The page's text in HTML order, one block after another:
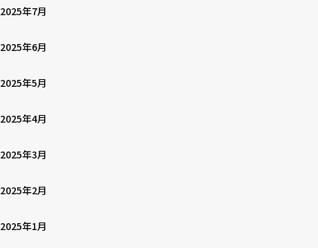
2025年7月
2025年6月
2025年5月
2025年4月
2025年3月
2025年2月
2025年1月